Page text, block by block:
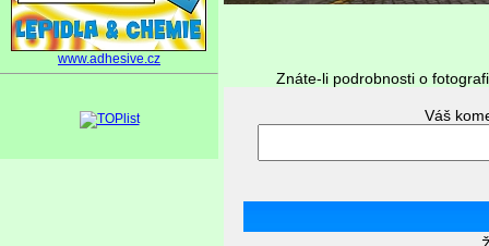
www.adhesive.cz
Znáte-li podrobnosti o